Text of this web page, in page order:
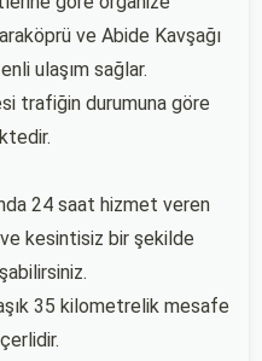
ve Abide Kavşağı
ulaşım sağlar.
trafiğin durumuna göre
24 saat hizmet veren
kesintisiz bir şekilde
35 kilometrelik mesafe